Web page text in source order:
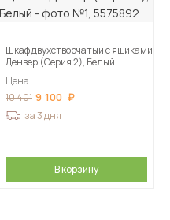
Шкаф двухстворчатый с ящиками
Денвер (Серия 2), Белый
Цена
10 401 9 100
за 3 дня
В корзину